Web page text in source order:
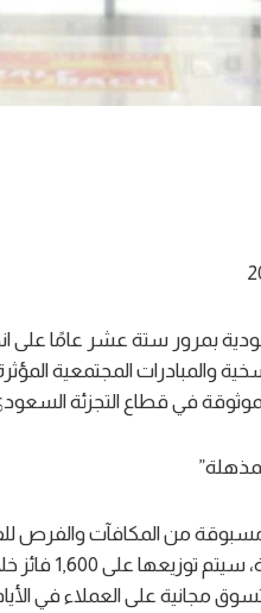
بمرور ستة عشر عامًا على
والمبادرات المجتمعية
في قطاع التجزئة
من المكافآت والفرص